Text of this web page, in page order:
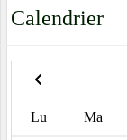
Calendrier
Lu Ma